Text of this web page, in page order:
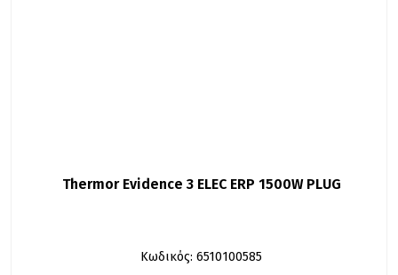
Thermor Evidence 3 ELEC ERP 1500W PLUG
Κωδικός: 6510100585